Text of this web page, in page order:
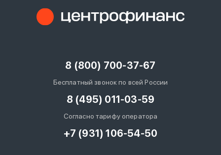
8 (800) 700-37-67
Бесплатный звонок по всей России
8 (495) 011-03-59
Согласно тарифу оператора
+7 (931) 106-54-50